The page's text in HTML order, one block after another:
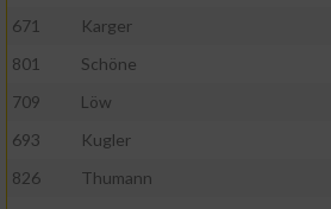
671
Karger
801
Schöne
709
Löw
693
Kugler
826
Thumann